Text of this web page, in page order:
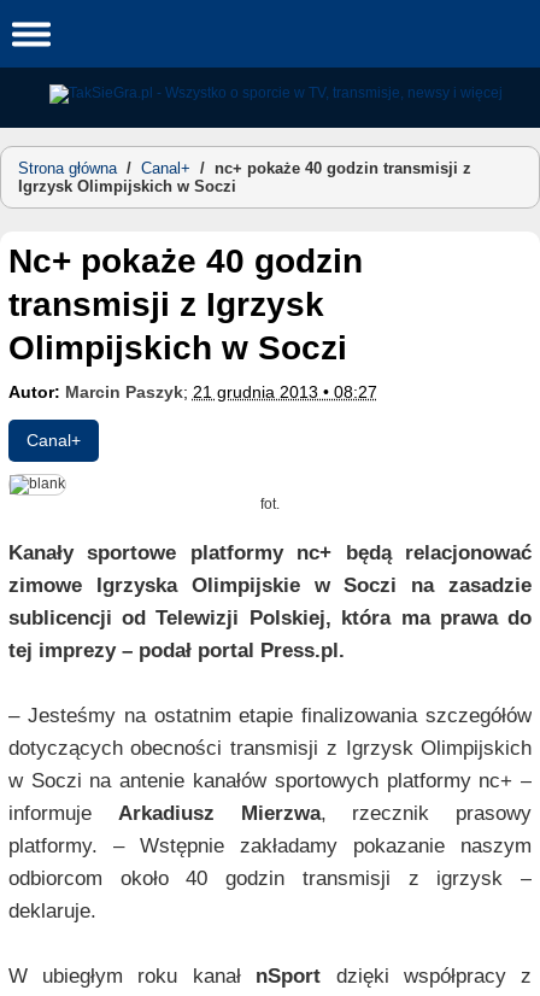
to
Strona główna/ Canal+ / nc+ pokaże 40 godzin transmisji z
Igrzysk Olimpijskich w Soczi
nc+ pokaże 40 godzin
transmisji z Igrzysk
Olimpijskich w Soczi
Autor: Marcin Paszyk; 21 grudnia 2013 • 08:27
Canal+
fot.
Kanały sportowe platformy nc+ będą relacjonować
zimowe Igrzyska Olimpijskie w Soczi na zasadzie
sublicencji od Telewizji Polskiej, która ma prawa do
tej imprezy – podał portal Press.pl.
– Jesteśmy na ostatnim etapie finalizowania szczegółów
dotyczących obecności transmisji z Igrzysk Olimpijskich
w Soczi na antenie kanałów sportowych platformy nc+–
informuje Arkadiusz Mierzwa, rzecznik prasowy
platformy. – Wstępnie zakładamy pokazanie naszym
odbiorcom około 40 godzin transmisji z igrzysk –
deklaruje.
W ubiegłym roku kanał nSport dzięki współpracy z